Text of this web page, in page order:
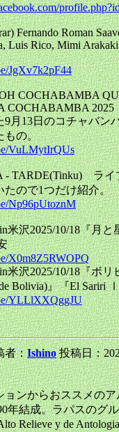
Fernando Roman
Luis Rico, Mimi
JgXv7k2pF44
COCHABAMBA
COCHABAMBA 2025
9月13日のコチャバン
もの。
VuLMytIrQUs
- TARDE(Tinku) ライ
たので1つだけ紹介。
Np96pUtoznM
米沢2025/10/18『月と
X0m8Z5RWOPQ
米沢2025/10/18『ボリ
de Bolivia)』『El Sariri
YLLlXXQggJU
者：Ishino 投稿日：
ョンからおススメのア
結成。ラパスのグ
Relieve y de